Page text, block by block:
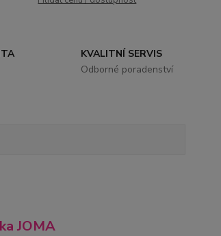
KVALITNÍ SERVIS
Odborné poradenství
JOMA